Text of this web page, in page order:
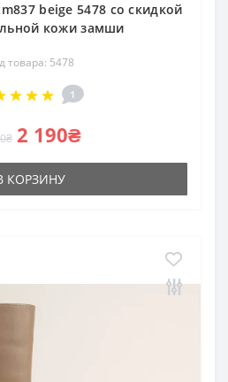
beige 5478 со скидкой
кожи замши
товара: 5478
1
2 190₴
КОРЗИНУ